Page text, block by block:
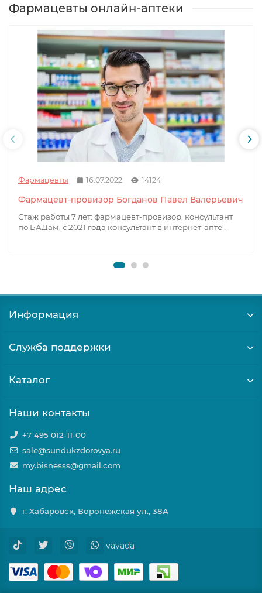
Фармацевты онлайн-аптеки
Фармацевты 16.07.2022 14124
Фармацевт-провизор Богданов Павел Валерьевич
Стаж работы 7 лет: фармацевт-провизор, консультант
по БАДам, с 2021 года консультант в интернет-апте..
Информация
Служба поддержки
Каталог
Наши контакты
+7 495 012-11-00
sale@sundukzdorovya.ru
my.bisnesss@gmail.com
Наш адрес
г. Хабаровск, Воронежская ул., 38А
vavada